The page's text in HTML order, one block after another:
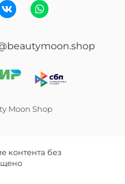
Moon Shop
контента без